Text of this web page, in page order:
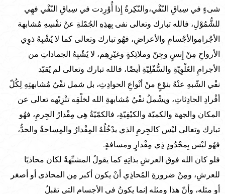
شىءٍ في سِياقِ النّفْي،والنّكِرةُ إِذا أُوْرِدت في سِياقِ النّفْي فهِي
للشُّمُوْلِ، فالله تبارك وتعالى نفى بِهذِهِ الجُمْلةِ عنْ نفْسِهِ مُشابهة
الأجْرامِوالأجْسامِ والأعراضِ، فهُو تبارك وتعالى كما لا يُشْبِهُ ذوِي
الأرواحِ مِنْ إِنسٍ وجِنّ وملائِكةٍ وغيْرِهِم، لا يُشْبِهُ الجماداتِ من
الأجرامِ العُلْوِيّةِ والسُّفْلِيّةِ أيضًا، فالله تبارك وتعالى لم يُقيّد
نفْي الشّبهِ عنْهُ بنوْعٍ منْ أنْواعِ الحوادِثِ، بل شمل نفْيُ مُشابهتِهِ لِكُلّ
أفْرادِ الحادِثاتِ، ويشْملُ نفْيُ مُشابهةِ الله لخلْقِه تنْزِيْهه تعالى عن
المكان والجهة والكميّة والكيْفِيّةِ، فالكمّيّةُ هِي مِقْدارُ الجِرمِ، فهُو
تبارك وتعالى ليْس كالجِرمِ الذي يدْخُلُهُ المِقْدارُ والمِساحةُ والحدُّ،
فهُو ليْس بِمحْدُودٍ ذِي مِقْدارٍ ومسافةٍ.
فلو كان الله فوق العرشِ بذاتِهِ كما يقولُ المشبِّهةُ لكان محاذيًا
للعرشِ، ومِنْ ضرورةِ المُحاذِي أنْ يكون أكبر مِن المحاذى أو أصغر
أو مثله، وأنّ هذا ومثله إنما يكونُ في الأجسامِ التي تقبلُ